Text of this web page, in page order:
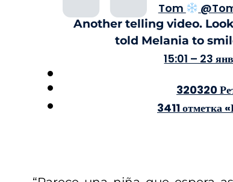
Tom
Another telling video.
told Melania to
15:01 – 23
320320
3411 отметка